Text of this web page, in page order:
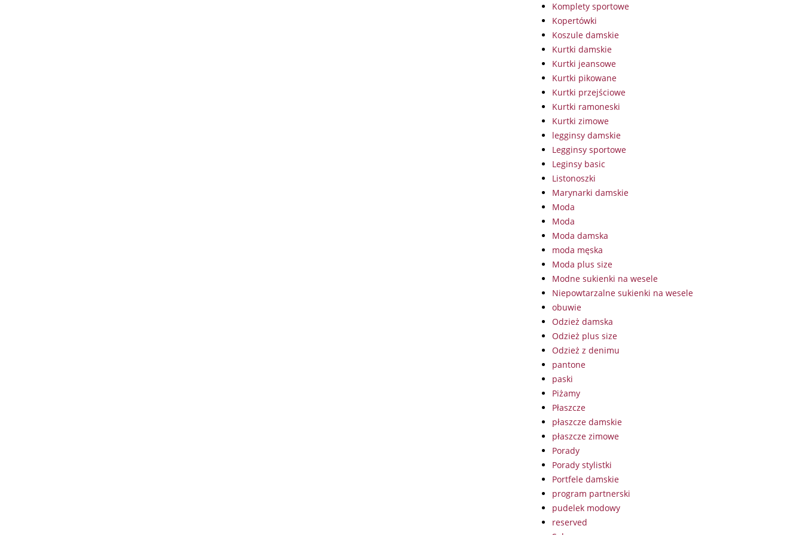
Komplety sportowe
Kopertówki
Koszule damskie
Kurtki damskie
Kurtki jeansowe
Kurtki pikowane
Kurtki przejściowe
Kurtki ramoneski
Kurtki zimowe
legginsy damskie
Legginsy sportowe
Leginsy basic
Listonoszki
Marynarki damskie
Moda
Moda
Moda damska
moda męska
Moda plus size
Modne sukienki na wesele
Niepowtarzalne sukienki na wesele
obuwie
Odzież damska
Odzież plus size
Odzież z denimu
pantone
paski
Piżamy
Płaszcze
płaszcze damskie
płaszcze zimowe
Porady
Porady stylistki
Portfele damskie
program partnerski
pudelek modowy
reserved